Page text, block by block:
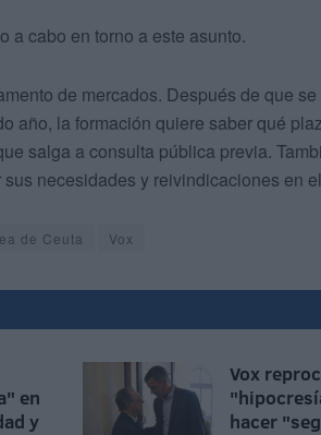
a cabo en torno a este asunto.
de mercados. Después de que
año, la formación quiere saber qué
salga a consulta pública previa.
necesidades y reivindicaciones en
de Ceuta Vox
en
y
Vox
hacer